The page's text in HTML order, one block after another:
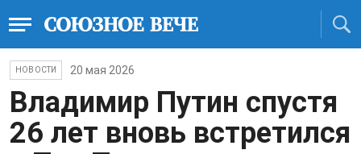
НОВОСТИ 20 мая 2026
Владимир Путин спустя
26 лет вновь встретился